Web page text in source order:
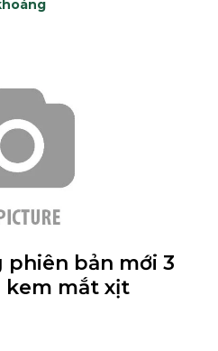
bản mới 3
kem mắt xịt